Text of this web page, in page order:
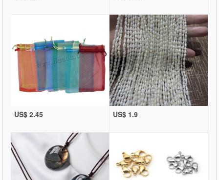
US$ 2.45 US$ 1.9